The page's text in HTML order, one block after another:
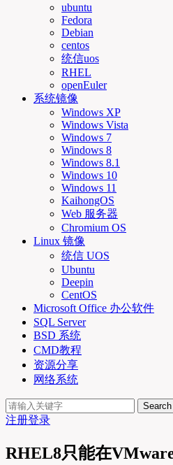
ubuntu
Fedora
Debian
centos
统信uos
RHEL
openEuler
系统镜像
Windows XP
Windows Vista
Windows 7
Windows 8
Windows 8.1
Windows 10
Windows 11
KaihongOS
Web 服务器
Chromium OS
Linux 镜像
统信 UOS
Ubuntu
Deepin
CentOS
Microsoft Office 办公软件
SQL Server
BSD 系统
CMD教程
资源分享
网络系统
Search
注册登录
RHEL8只能在